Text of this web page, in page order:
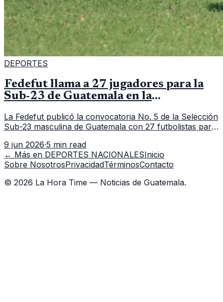
DEPORTES
Fedefut llama a 27 jugadores para la
Sub-23 de Guatemala en la
La Fedefut publicó la convocatoria No. 5 de la Selección
Sub-23 masculina de Guatemala con 27 futbolistas para
9 jun 2026·5 min read
← Más en DEPORTES NACIONALESInicio
Sobre NosotrosPrivacidadTérminosContacto
© 2026 La Hora Time — Noticias de Guatemala.